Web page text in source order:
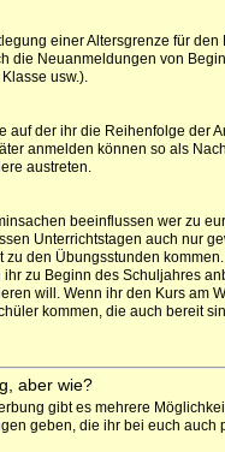
einer Altersgrenze für den
die Neuanmeldungen von
usw.).
auf der ihr die Reihenfolge der
anmelden können so als
austreten.
beeinflussen wer zu
Unterrichtstagen auch nur
den Übungsstunden
zu Beginn des Schuljahres
will. Wenn ihr den Kurs am
kommen, die auch bereit
aber wie?
gibt es mehrere
geben, die ihr bei euch auch